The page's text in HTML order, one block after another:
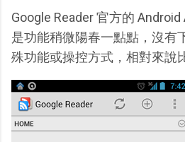
Google Reader 官方的
是功能稍微陽春一點點，沒有
殊功能或操控方式，相對來說